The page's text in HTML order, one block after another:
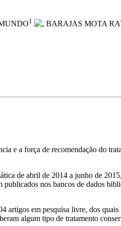
1 , BARAJAS MOTA
e a força de recomendação do
de abril de 2014 a junho de
publicados nos bancos de dados
artigos em pesquisa livre, dos
algum tipo de tratamento